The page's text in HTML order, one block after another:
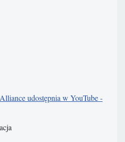
udostępnia w YouTube -